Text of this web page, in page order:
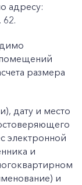
адресу:
размера
дату и место
электронной
и
и